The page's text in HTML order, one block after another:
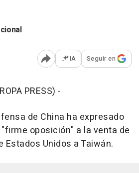
Abrir opciones para
IA Seguir en
PRESS) -
de China ha expresado
oposición" a la venta de
Estados Unidos a Taiwán.